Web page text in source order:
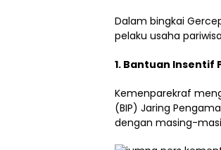
Dalam bingkai
pelaku usaha
1. Bantuan Insentif
Kemenparekraf
(BIP) Jaring
dengan masing-